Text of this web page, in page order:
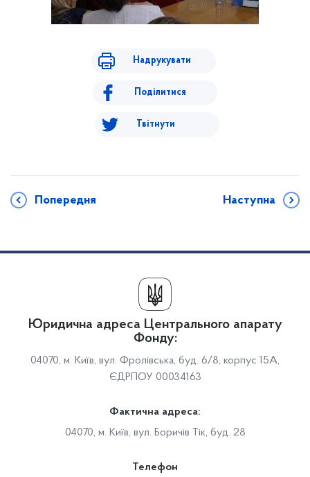
Надрукувати
Поділитися
Твітнути
Попередня Наступна
Юридична адреса Центрального апарату
Фонду:
04070, м. Київ, вул. Фролівська, буд. 6/8, корпус 15А,
ЄДРПОУ 00034163
Фактична адреса:
04070, м. Київ, вул. Боричів Тік, буд. 28
Телефон